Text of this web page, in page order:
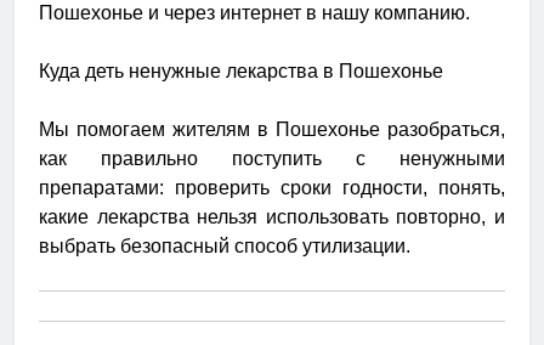
Пошехонье и через интернет в нашу компанию.
Куда деть ненужные лекарства в Пошехонье
Мы помогаем жителям в Пошехонье разобраться,
как правильно поступить с ненужными
препаратами: проверить сроки годности, понять,
какие лекарства нельзя использовать повторно, и
выбрать безопасный способ утилизации.